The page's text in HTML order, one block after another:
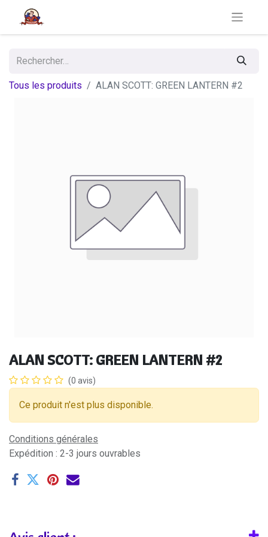
Tous les produits ALAN SCOTT: GREEN LANTERN #2
ALAN SCOTT: GREEN LANTERN #2
(0 avis)
Ce produit n'est plus disponible.
Conditions générales
Expédition : 2-3 jours ouvrables